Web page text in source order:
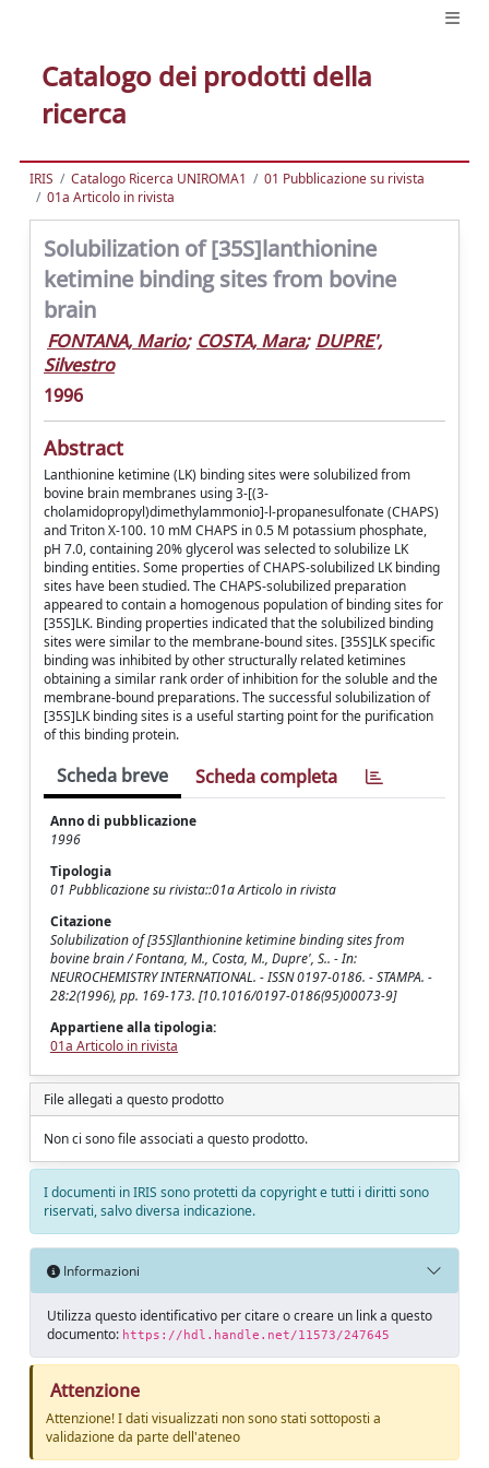
Catalogo dei prodotti della
ricerca
IRIS Catalogo Ricerca UNIROMA1
01 Pubblicazione su rivista
01a Articolo in rivista
Solubilization of [35S]lanthionine
ketimine binding sites from bovine
brain
FONTANA, Mario; COSTA, Mara; DUPRE',
Silvestro
1996
Abstract
Lanthionine ketimine (LK) binding sites were solubilized from
bovine brain membranes using 3-[(3-
cholamidopropyl)dimethylammonio]-l-propanesulfonate (CHAPS)
and Triton X-100. 10 mM CHAPS in 0.5 M potassium phosphate,
pH 7.0, containing 20% glycerol was selected to solubilize LK
binding entities. Some properties of CHAPS-solubilized LK binding
sites have been studied. The CHAPS-solubilized preparation
appeared to contain a homogenous population of binding sites for
[35S]LK. Binding properties indicated that the solubilized binding
sites were similar to the membrane-bound sites. [35S]LK specific
binding was inhibited by other structurally related ketimines
obtaining a similar rank order of inhibition for the soluble and the
membrane-bound preparations. The successful solubilization of
[35S]LK binding sites is a useful starting point for the purification
of this binding protein.
Scheda breve Scheda completa
Anno di pubblicazione
1996
Tipologia
01 Pubblicazione su rivista::01a Articolo in rivista
Citazione
Solubilization of [35S]lanthionine ketimine binding sites from
bovine brain / Fontana, M., Costa, M., Dupre', S.. - In:
NEUROCHEMISTRY INTERNATIONAL. - ISSN 0197-0186. - STAMPA. -
28:2(1996), pp. 169-173. [10.1016/0197-0186(95)00073-9]
Appartiene alla tipologia:
01a Articolo in rivista
File allegati a questo prodotto
Non ci sono file associati a questo prodotto.
I documenti in IRIS sono protetti da copyright e tutti i diritti sono
riservati, salvo diversa indicazione.
Informazioni
Utilizza questo identificativo per citare o creare un link a questo
documento: https://hdl.handle.net/11573/247645
Attenzione
Attenzione! I dati visualizzati non sono stati sottoposti a
validazione da parte dell'ateneo